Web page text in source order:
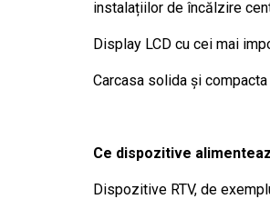
instalațiilor de încălzire
Display LCD cu cei mai
Carcasa solida și compacta
Ce dispozitive
Dispozitive RTV, de